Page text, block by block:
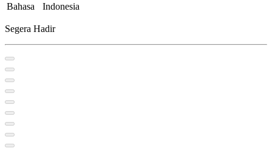
Bahasa
Indonesia
Segera Hadir